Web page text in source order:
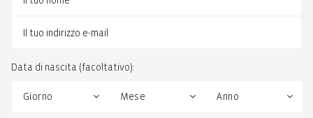
Data di nascita (facoltativo):